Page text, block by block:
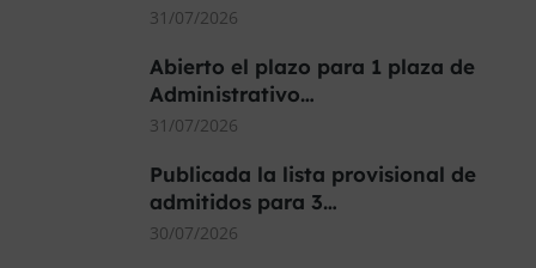
31/07/2026
Abierto el plazo para 1 plaza de
Administrativo…
31/07/2026
Publicada la lista provisional de
admitidos para 3…
30/07/2026